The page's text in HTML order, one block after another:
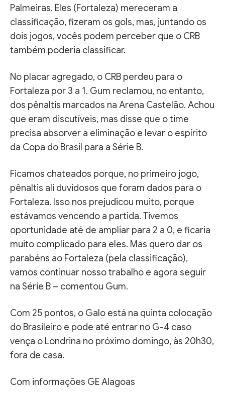
Palmeiras. Eles (Fortaleza) mereceram a
classificação, fizeram os gols, mas, juntando os
dois jogos, vocês podem perceber que o CRB
também poderia classificar.
No placar agregado, o CRB perdeu para o
Fortaleza por 3 a 1. Gum reclamou, no entanto,
dos pênaltis marcados na Arena Castelão. Achou
que eram discutíveis, mas disse que o time
precisa absorver a eliminação e levar o espírito
da Copa do Brasil para a Série B.
Ficamos chateados porque, no primeiro jogo,
pênaltis ali duvidosos que foram dados para o
Fortaleza. Isso nos prejudicou muito, porque
estávamos vencendo a partida. Tivemos
oportunidade até de ampliar para 2 a 0, e ficaria
muito complicado para eles. Mas quero dar os
parabéns ao Fortaleza (pela classificação),
vamos continuar nosso trabalho e agora seguir
na Série B – comentou Gum.
Com 25 pontos, o Galo está na quinta colocação
do Brasileiro e pode até entrar no G-4 caso
vença o Londrina no próximo domingo, às 20h30,
fora de casa.
Com informações GE Alagoas